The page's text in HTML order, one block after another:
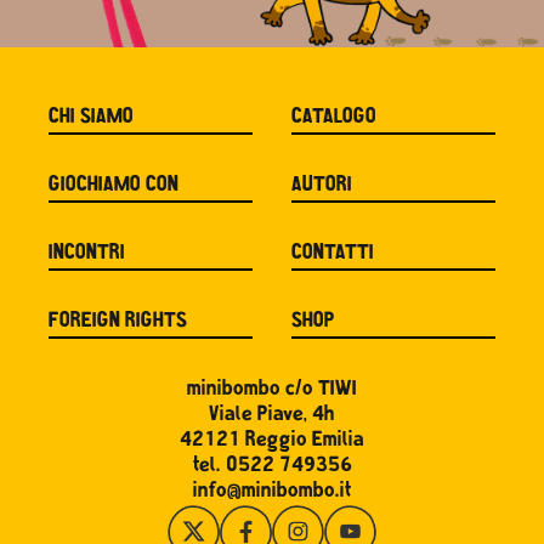
CHI SIAMO CATALOGO
GIOCHIAMO CON AUTORI
INCONTRI CONTATTI
FOREIGN RIGHTS SHOP
minibombo c/o TIWI
Viale Piave, 4h
42121 Reggio Emilia
tel. 0522 749356
info@minibombo.it